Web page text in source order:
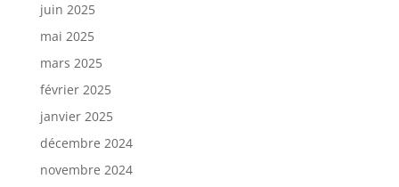
juin 2025
mai 2025
mars 2025
février 2025
janvier 2025
décembre 2024
novembre 2024